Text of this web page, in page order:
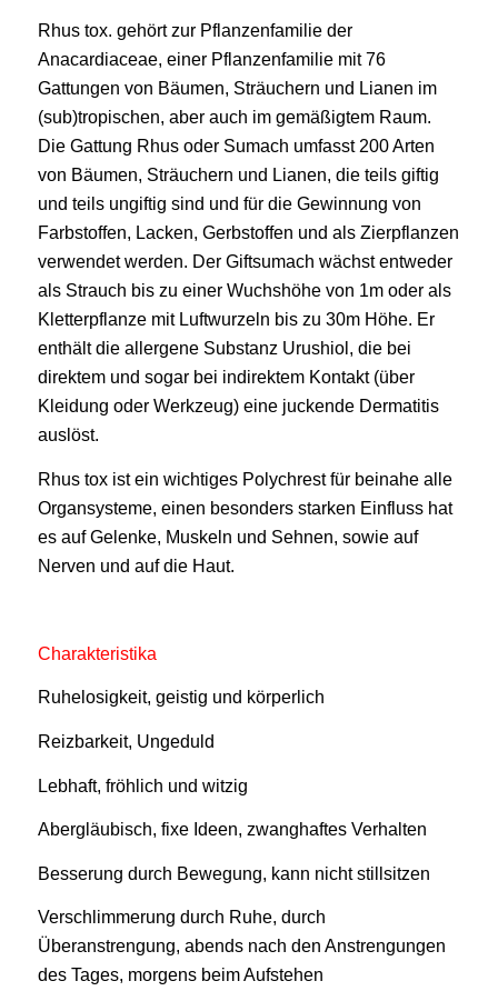
Rhus tox. gehört zur Pflanzenfamilie der
Anacardiaceae, einer Pflanzenfamilie mit 76
Gattungen von Bäumen, Sträuchern und Lianen im
(sub)tropischen, aber auch im gemäßigtem Raum.
Die Gattung Rhus oder Sumach umfasst 200 Arten
von Bäumen, Sträuchern und Lianen, die teils giftig
und teils ungiftig sind und für die Gewinnung von
Farbstoffen, Lacken, Gerbstoffen und als Zierpflanzen
verwendet werden. Der Giftsumach wächst entweder
als Strauch bis zu einer Wuchshöhe von 1m oder als
Kletterpflanze mit Luftwurzeln bis zu 30m Höhe. Er
enthält die allergene Substanz Urushiol, die bei
direktem und sogar bei indirektem Kontakt (über
Kleidung oder Werkzeug) eine juckende Dermatitis
auslöst.
Rhus tox ist ein wichtiges Polychrest für beinahe alle
Organsysteme, einen besonders starken Einfluss hat
es auf Gelenke, Muskeln und Sehnen, sowie auf
Nerven und auf die Haut.
Charakteristika
Ruhelosigkeit, geistig und körperlich
Reizbarkeit, Ungeduld
Lebhaft, fröhlich und witzig
Abergläubisch, fixe Ideen, zwanghaftes Verhalten
Besserung durch Bewegung, kann nicht stillsitzen
Verschlimmerung durch Ruhe, durch
Überanstrengung, abends nach den Anstrengungen
des Tages, morgens beim Aufstehen